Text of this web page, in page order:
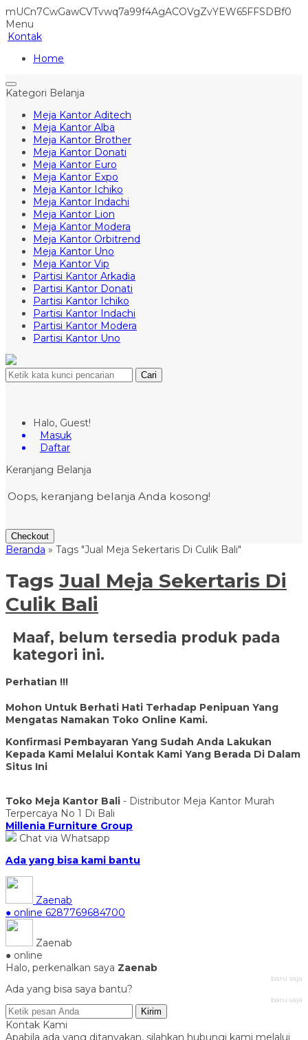
mUCn7CwGawCVTvwq7a99f4AgACOVgZvYEW65FFSDBf0
Menu
Kontak
Home
Kategori Belanja
Meja Kantor Aditech
Meja Kantor Alba
Meja Kantor Brother
Meja Kantor Donati
Meja Kantor Euro
Meja Kantor Expo
Meja Kantor Ichiko
Meja Kantor Indachi
Meja Kantor Lion
Meja Kantor Modera
Meja Kantor Orbitrend
Meja Kantor Uno
Meja Kantor Vip
Partisi Kantor Arkadia
Partisi Kantor Donati
Partisi Kantor Ichiko
Partisi Kantor Indachi
Partisi Kantor Modera
Partisi Kantor Uno
Cari
Halo, Guest!
Masuk
Daftar
Keranjang Belanja
Oops, keranjang belanja Anda kosong!
Checkout
Beranda » Tags "Jual Meja Sekertaris Di Culik Bali"
Tags Jual Meja Sekertaris Di
Culik Bali
Maaf, belum tersedia produk pada
kategori ini.
Perhatian !!!
Mohon Untuk Berhati Hati Terhadap Penipuan Yang
Mengatas Namakan Toko Online Kami.
Konfirmasi Pembayaran Yang Sudah Anda Lakukan
Kepada Kami Melalui Kontak Kami Yang Berada Di Dalam
Situs Ini
Toko Meja Kantor Bali - Distributor Meja Kantor Murah
Terpercaya No 1 Di Bali
Millenia Furniture Group
Chat via Whatsapp
Ada yang bisa kami bantu
Zaenab
● online 6287769684700
Zaenab
● online
Halo, perkenalkan saya Zaenab
baru saja
Ada yang bisa saya bantu?
baru saja
Kirim
Kontak Kami
Apabila ada yang ditanyakan, silahkan hubungi kami melalui